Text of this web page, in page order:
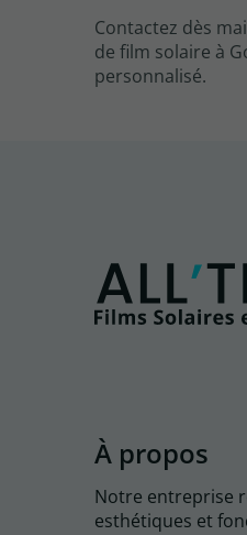
Contactez dès
de film solaire à
personnalisé.
À propos
Notre entreprise
esthétiques et